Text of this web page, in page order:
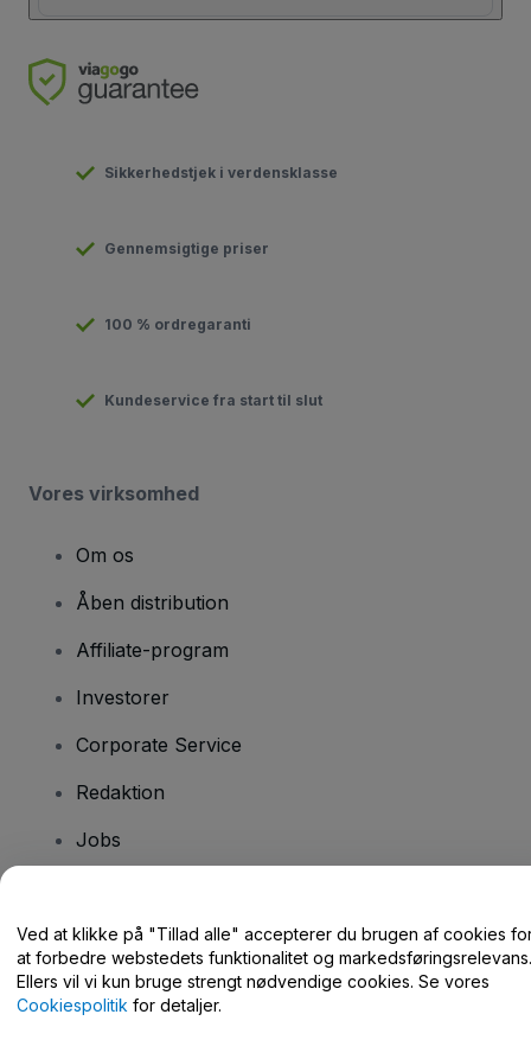
Sikkerhedstjek i verdensklasse
Gennemsigtige priser
100 % ordregaranti
Kundeservice fra start til slut
Vores virksomhed
Om os
Åben distribution
Affiliate-program
Investorer
Corporate Service
Redaktion
Jobs
Har du spørgsmål?
Hjælpecenter / Kontakt os
Ved at klikke på "Tillad alle" accepterer du brugen af cookies
at forbedre webstedets funktionalitet og markedsføringsrelevans.
Ellers vil vi kun bruge strengt nødvendige cookies. Se vores
Cookiespolitik for detaljer.